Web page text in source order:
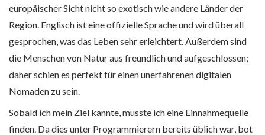
europäischer Sicht nicht so exotisch wie andere Länder der
Region. Englisch ist eine offizielle Sprache und wird überall
gesprochen, was das Leben sehr erleichtert. Außerdem sind
die Menschen von Natur aus freundlich und aufgeschlossen;
daher schien es perfekt für einen unerfahrenen digitalen
Nomaden zu sein.
Sobald ich mein Ziel kannte, musste ich eine Einnahmequelle
finden. Da dies unter Programmierern bereits üblich war, bot